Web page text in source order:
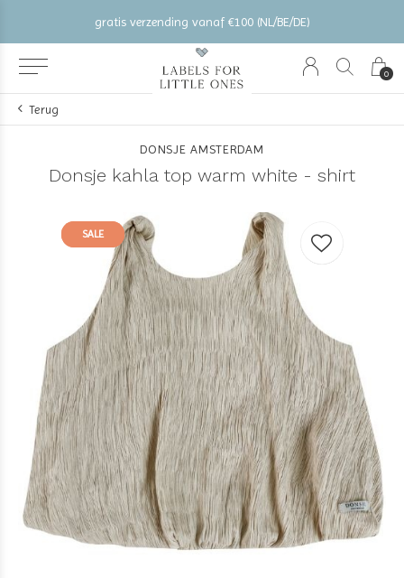
0
gratis verzending vanaf €100 (NL/BE/DE)
Terug
DONSJE AMSTERDAM
Donsje kahla top warm white - shirt
SALE
SALE